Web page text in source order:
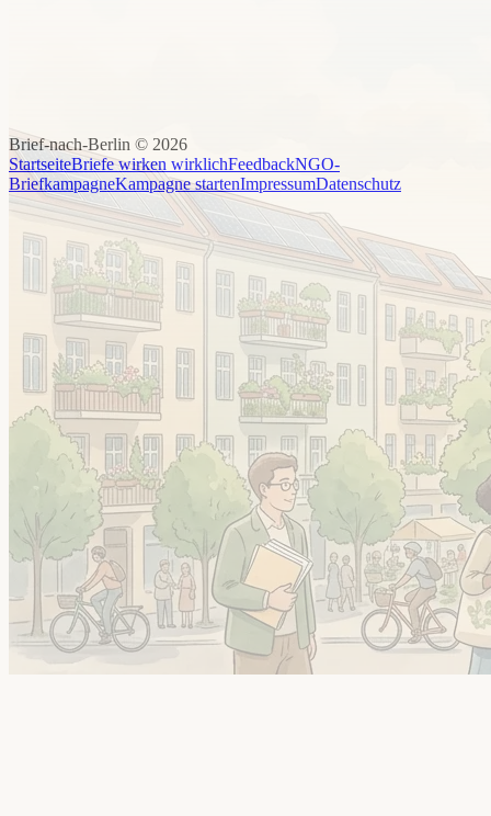
Brief-nach-Berlin © 2026
StartseiteBriefe wirken wirklichFeedbackNGO-
BriefkampagneKampagne startenImpressumDatenschutz